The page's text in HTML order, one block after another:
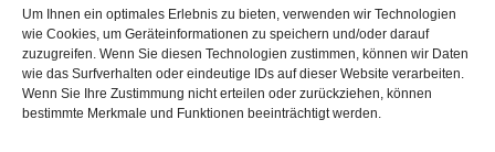
Um Ihnen ein optimales Erlebnis zu bieten, verwenden wir Technologien
wie Cookies, um Geräteinformationen zu speichern und/oder darauf
zuzugreifen. Wenn Sie diesen Technologien zustimmen, können wir Daten
wie das Surfverhalten oder eindeutige IDs auf dieser Website verarbeiten.
Wenn Sie Ihre Zustimmung nicht erteilen oder zurückziehen, können
bestimmte Merkmale und Funktionen beeinträchtigt werden.
Suchen
Suchen